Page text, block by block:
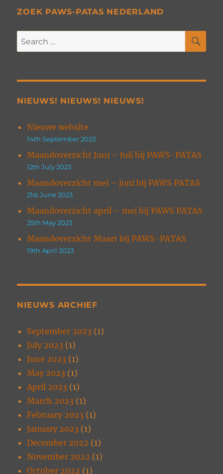
ZOEK PAWS-PATAS NEDERLAND
Search
for:
NIEUWS! NIEUWS! NIEUWS!
Nieuwe website
14th September 2023
Maandoverzicht Juni – Juli bij PAWS-PATAS
12th July 2023
Maandoverzicht mei – juni bij PAWS PATAS
21st June 2023
Maandoverzicht april – mei bij PAWS PATAS
25th May 2023
Maandoverzicht Maart bij PAWS-PATAS
19th April 2023
NIEUWS ARCHIEF
September 2023 (1)
July 2023 (1)
June 2023 (1)
May 2023 (1)
April 2023 (1)
March 2023 (1)
February 2023 (1)
January 2023 (1)
December 2022 (1)
November 2022 (1)
October 2022 (1)